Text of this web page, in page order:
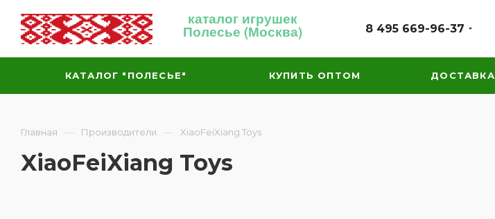
каталог игрушек
Полесье (Москва) 8 495 669-96-37
КАТАЛОГ "ПОЛЕСЬЕ" КУПИТЬ ОПТОМ ДОСТАВКА
Главная — Производители — XiaoFeiXiang Toys
XiaoFeiXiang Toys